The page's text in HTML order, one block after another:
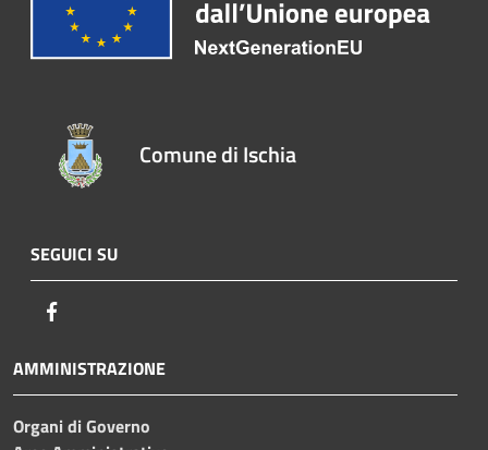
Comune di Ischia
SEGUICI SU
AMMINISTRAZIONE
Organi di Governo